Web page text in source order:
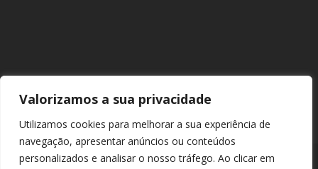
Valorizamos a sua privacidade
Utilizamos cookies para melhorar a sua experiência de
navegação, apresentar anúncios ou conteúdos
personalizados e analisar o nosso tráfego. Ao clicar em